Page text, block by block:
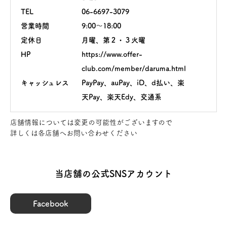
TEL
06-6697-3079
営業時間
9:00～18:00
定休日
月曜、第２・３火曜
HP
https://www.offer-
club.com/member/daruma.html
キャッシュレス
PayPay、auPay、iD、d払い、楽
天Pay、楽天Edy、交通系
店舗情報については変更の可能性がございますので
詳しくは各店舗へお問い合わせください
当店舗の公式SNSアカウント
Facebook